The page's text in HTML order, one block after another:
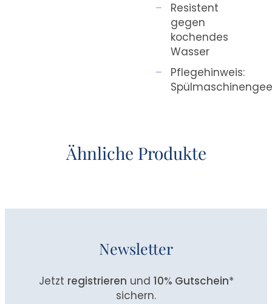
Resistent
gegen
kochendes
Wasser
Pflegehinweis:
Ähnliche Produkte
Newsletter
Jetzt registrieren und 10% Gutschein*
sichern.